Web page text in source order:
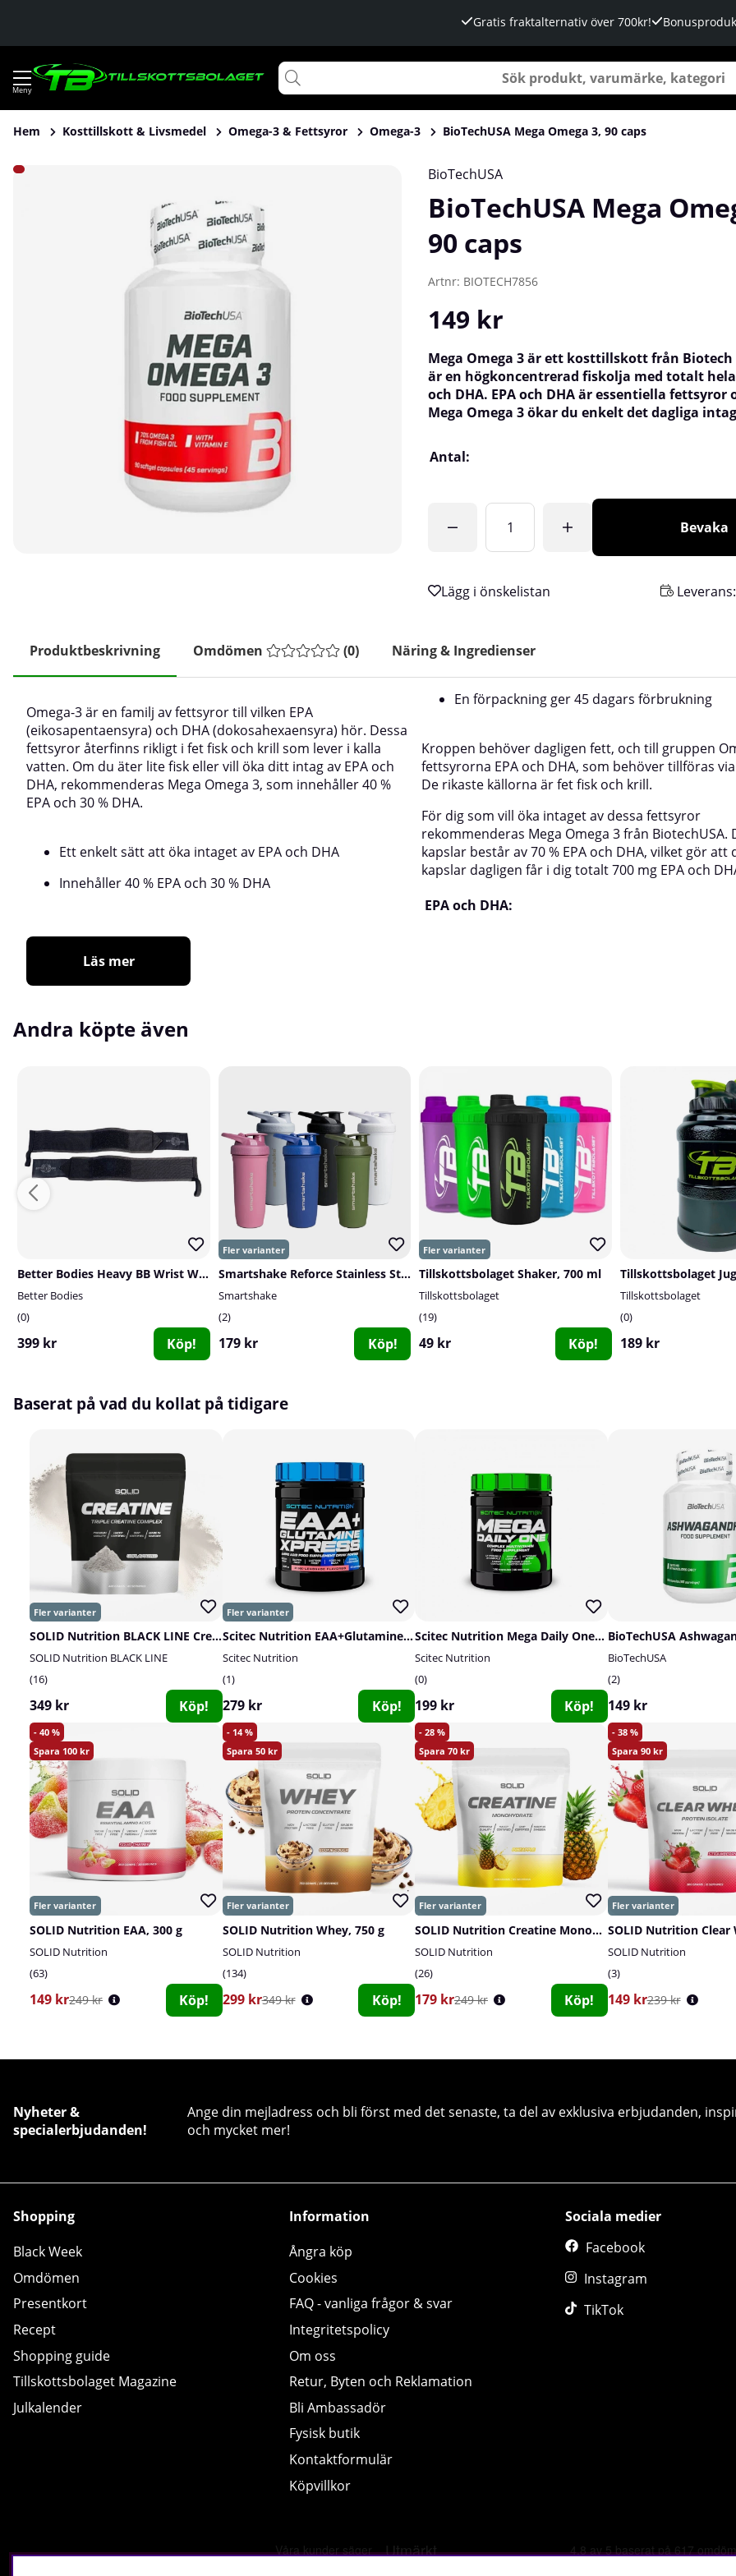
Gratis fraktalternativ över 700kr!
Hem Kosttillskott & Livsmedel Omega-3 & Fettsyror Omega-3 BioTechUSA Mega Omega 3, 90 caps
Produktbilder BioTechUSA Mega Omega 3, 90 caps BioTechUSA
BioTechUSA Mega
90 caps
Artnr: BIOTECH7856
149 kr
Mega Omega 3 är ett kosttillskott från Biotech
är en högkoncentrerad fiskolja med totalt hela
och DHA. EPA och DHA är essentiella fettsyror
Mega Omega 3 ökar du enkelt det dagliga
Antal:
Bevaka
Leverans:
Produktbeskrivning Omdömen (0) Näring & Ingredienser
Omega-3 är en familj av fettsyror till vilken EPA
(eikosapentaensyra) och DHA (dokosahexaensyra) hör. Dessa
fettsyror återfinns rikligt i fet fisk och krill som lever i kalla
vatten. Om du äter lite fisk eller vill öka ditt intag av EPA och
DHA, rekommenderas Mega Omega 3, som innehåller 40 %
EPA och 30 % DHA.
Ett enkelt sätt att öka intaget av EPA och DHA
Innehåller 40 % EPA och 30 % DHA
En förpackning ger 45 dagars förbrukning
Kroppen behöver dagligen fett, och till gruppen
fettsyrorna EPA och DHA, som behöver tillföras
De rikaste källorna är fet fisk och krill.
För dig som vill öka intaget av dessa fettsyror
rekommenderas Mega Omega 3 från BiotechUSA.
kapslar består av 70 % EPA och DHA, vilket gör att
kapslar dagligen får i dig totalt 700 mg EPA och
EPA och DHA:
Läs mer
Andra köpte även
Better Bodies Heavy BB Wrist Wraps 18 inch, black
Better Bodies
0
399 kr Köp!
Smartshake Reforce Stainless Steel, 900 ml
Smartshake
2
179 kr Köp!
Tillskottsbolaget Shaker, 700 ml
Tillskottsbolaget
19
49 kr Köp!
Tillskottsbolaget
Tillskottsbolaget
0
189 kr
Baserat på vad du kollat på tidigare
SOLID Nutrition BLACK LINE Creatine, 400 g
SOLID Nutrition BLACK LINE
16
349 kr Köp!
Scitec Nutrition EAA+Glutamine, 300 g
Scitec Nutrition
1
279 kr Köp!
Scitec Nutrition Mega Daily One Plus, 120 caps
Scitec Nutrition
0
199 kr Köp!
BioTechUSA
2
149 kr
40
100
SOLID Nutrition EAA, 300 g
SOLID Nutrition
63
149 kr249 kr Köp!
14
50
SOLID Nutrition Whey, 750 g
SOLID Nutrition
134
299 kr349 kr Köp!
28
70
SOLID Nutrition Creatine Monohydrate, 400 g
SOLID Nutrition
26
179 kr249 kr Köp!
38
90
SOLID Nutrition
3
149 kr239 kr
Nyheter &
specialerbjudanden!
Ange din mejladress och bli först med det senaste, ta del av exklusiva erbjudanden,
och mycket mer!
Shopping
Black Week
Omdömen
Presentkort
Recept
Shopping guide
Tillskottsbolaget Magazine
Julkalender
Information
Ångra köp
Cookies
FAQ - vanliga frågor & svar
Integritetspolicy
Om oss
Retur, Byten och Reklamation
Bli Ambassadör
Fysisk butik
Kontaktformulär
Köpvillkor
Sociala medier
Facebook
Instagram
TikTok